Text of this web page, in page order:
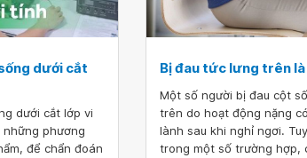
dưới cắt
dưới cắt lớp vi
phương
để chẩn đoán
Bị đau tức lưng trên là
Một số người bị đau cột
trên do hoạt động nặng
lành sau khi nghỉ ngơi.
trong một số trường hợp,